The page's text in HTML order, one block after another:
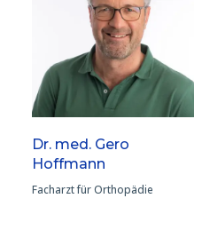
Dr. med. Gero
Hoffmann
Facharzt für Orthopädie